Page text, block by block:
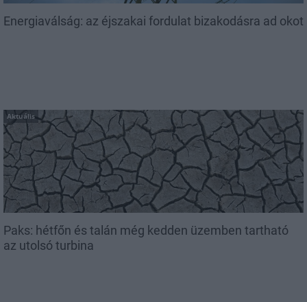
Energiaválság: az éjszakai fordulat bizakodásra ad okot
Aktuális
Paks: hétfőn és talán még kedden üzemben tartható
az utolsó turbina